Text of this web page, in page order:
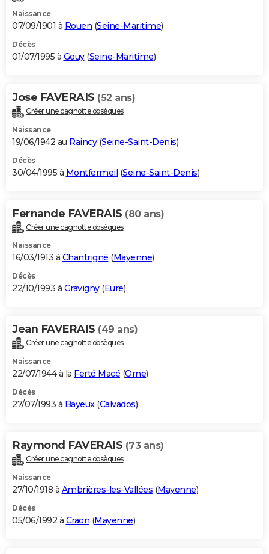
Naissance
07/09/1901 à Rouen (Seine-Maritime)
Décès
01/07/1995 à Gouy(Seine-Maritime)
Jose FAVERAIS (52 ans)
Créer une cagnotte obsèques
Naissance
19/06/1942 au Raincy(Seine-Saint-Denis)
Décès
30/04/1995 à Montfermeil (Seine-Saint-Denis)
Fernande FAVERAIS (80 ans)
Créer une cagnotte obsèques
Naissance
16/03/1913 à Chantrigné (Mayenne)
Décès
22/10/1993 à Gravigny(Eure)
Jean FAVERAIS (49 ans)
Créer une cagnotte obsèques
Naissance
22/07/1944 à la Ferté Macé (Orne)
Décès
27/07/1993 à Bayeux(Calvados)
Raymond FAVERAIS (73 ans)
Créer une cagnotte obsèques
Naissance
27/10/1918 à Ambrières-les-Vallées (Mayenne)
Décès
05/06/1992 à Craon (Mayenne)